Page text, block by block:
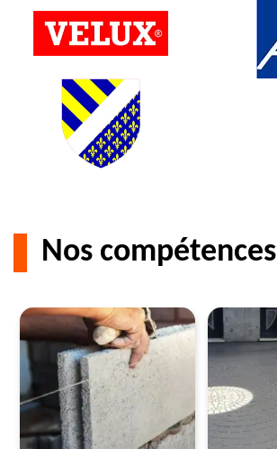
Nos compétences